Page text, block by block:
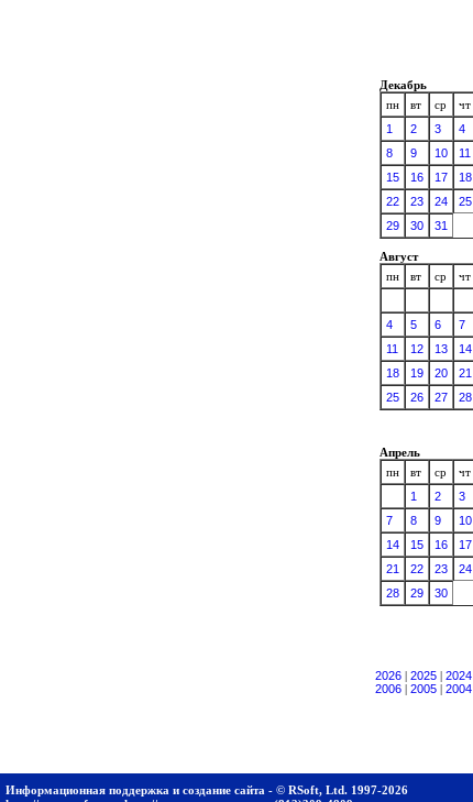
Декабрь
пн
вт ср чт
1
2 3 4
8
9 10 11
15
16 17 18
22
23 24 25
29
30 31
Август
пн
вт ср чт
4
5 6 7
11
12 13 14
18
19 20 21
25
26 27 28
Апрель
пн
вт ср чт
1
2 3
7
8 9 10
14
15 16 17
21
22 23 24
28
29 30
2026
2025 2024
2006
2005 2004
Информационная поддержка и создание сайта - © RSoft, Ltd. 1997-2026